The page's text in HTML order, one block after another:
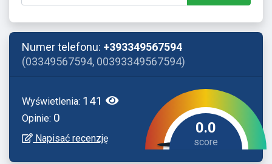
Numer telefonu: +393349567594
(03349567594, 00393349567594)
Wyświetlenia: 141
Opinie: 0
Napisać recenzję
0.0